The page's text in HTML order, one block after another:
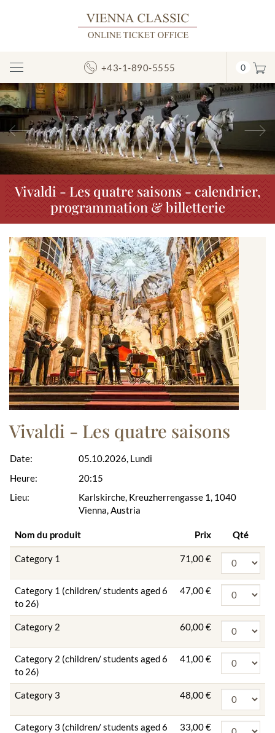
Afficher/masquer
la
navigation
+43-1-890-5555 0
Précédent
Vivaldi - Les quatre saisons - calendrier,
programmation & billetterie
Vivaldi - Les quatre saisons
Date:
Heure:
Lieu:
05.10.2026, Lundi
20:15
Karlskirche, Kreuzherrengasse 1, 1040
Vienna, Austria
Nom du produit Prix Qté
Category 1 71,00 €
Category 1 (children/ students aged 6
to 26)
47,00 €
Category 2 60,00 €
Category 2 (children/ students aged 6
to 26)
41,00 €
Category 3 48,00 €
Category 3 (children/ students aged 6
33,00 €